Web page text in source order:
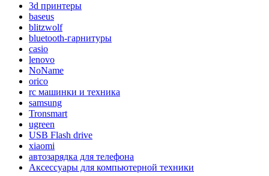
3d принтеры
baseus
blitzwolf
bluetooth-гарнитуры
casio
lenovo
NoName
orico
rc машинки и техника
samsung
Tronsmart
ugreen
USB Flash drive
xiaomi
автозарядка для телефона
Аксессуары для компьютерной техники